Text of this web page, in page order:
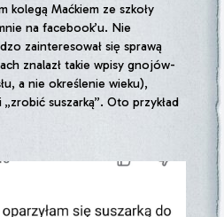
kolegą Maćkiem ze szkoły
na facebook’u. Nie
zainteresował się sprawą
znalazł takie wpisy gnojów-
a nie określenie wieku),
suszarką”. Oto przykład